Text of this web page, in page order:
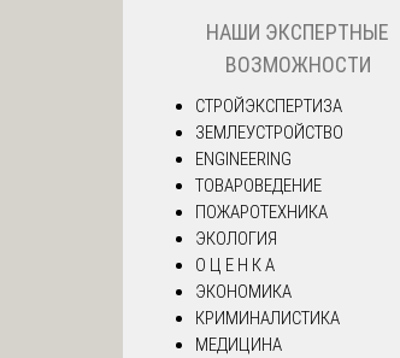
НАШИ ЭКСПЕРТНЫЕ
ВОЗМОЖНОСТИ
СТРОЙЭКСПЕРТИЗА
ЗЕМЛЕУСТРОЙСТВО
ENGINEERING
ТОВАРОВЕДЕНИЕ
ПОЖАРОТЕХНИКА
ЭКОЛОГИЯ
О Ц Е Н К А
ЭКОНОМИКА
КРИМИНАЛИСТИКА
МЕДИЦИНА